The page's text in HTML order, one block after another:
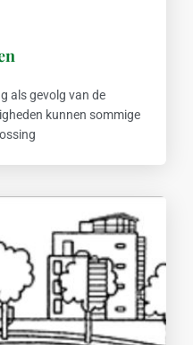
als gevolg van de
kunnen sommige